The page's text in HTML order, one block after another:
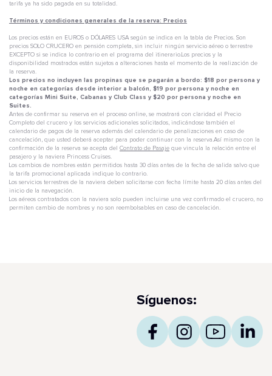
tarifa ya ha sido pagada en su totalidad.
Términos y condiciones generales de la reserva: Precios
Los precios están en EUROS o DÓLARES USA según se indica en la tabla de Precios. Son
precios SOLO CRUCERO en pensión completa, sin incluir ningún servicio aéreo o terrestre
EXCEPTO si se indica lo contrario en el programa del itinerario.Los precios y la
disponibilidad mostrados están sujetos a alteraciones hasta el momento de la realización de
la reserva.
Los precios no incluyen las propinas que se pagarán a bordo: $18 por persona y
noche en categorías desde interior a balcón, $19 por persona y noche en
categorías Mini Suite, Cabanas y Club Class y $20 por persona y noche en
Suites.
Antes de confirmar su reserva en el proceso online, se mostrará con claridad el Precio
Completo del crucero y los servicios adicionales solicitados, indicándose también el
calendario de pagos de la reserva además del calendario de penalizaciones en caso de
cancelación, que usted deberá aceptar para poder continuar con la reserva.Así mismo con la
confirmación de la reserva se acepta del Contrato de Pasaje que vincula la relación entre el
pasajero y la naviera Princess Cruises.
Los cambios de nombres están permitidos hasta 30 días antes de la fecha de salida salvo que
la tarifa promocional aplicada indique lo contrario.
Los servicios terrestres de la naviera deben solicitarse con fecha límite hasta 20 días antes del
inicio de la navegación.
Los aéreos contratados con la naviera solo pueden incluirse una vez confirmado el crucero, no
permiten cambio de nombres y no son reembolsables en caso de cancelación.
Síguenos: